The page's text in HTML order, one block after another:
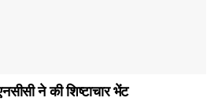
ने की शिष्टाचार भेंट